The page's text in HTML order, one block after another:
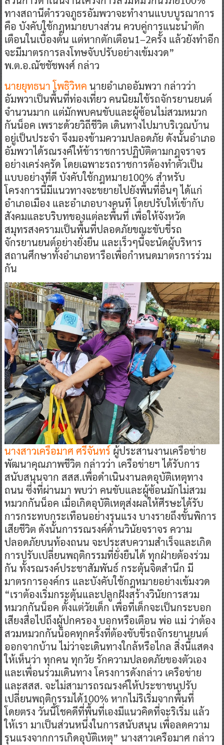
ทางสถานีตำรวจภูธรอัมพวาจะทำงานแบบบูรณาการ
คือ บังคับใช้กฎหมายบางส่วน ควบคู่การแนะนำตัก
เตือนในเบื้องต้น แต่หากตักเตือน1–2ครั้ง แล้วยังทำอีก
จะมีมาตรการลงโทษจับปรับอย่างเข้มงวด”
พ.ต.อ.ณัชชัชพงศ์ กล่าว
นายยุทธนา โพธิวิหค นายอำเภออัมพวา กล่าวว่า
อัมพวาเป็นพื้นที่ท่องเที่ยว คนนิยมใช้รถจักรยานยนต์
จำนวนมาก แต่มักพบคนขับและผู้ซ้อนไม่สวมหมวก
กันน็อค เพราะด้วยวิถีชีวิต เดินทางไปมาบริเวณบ้าน
อยู่เป็นประจำ จึงมองข้ามความปลอดภัย ดังนั้นอำเภอ
อัมพวาได้รณรงค์ให้ข้าราชการปฏิบัติตามกฎจราจร
อย่างเคร่งครัด โดยเฉพาะรถราชการต้องทำตัวเป็น
แบบอย่างที่ดี บังคับใช้กฎหมาย100% สำหรับ
โครงการนี้มีแนวทางจะขยายไปยังพื้นที่อื่นๆ ได้แก่
อำเภอเมือง และอำเภอบางคนที โดยปรับให้เข้ากับ
สังคมและบริบทของแต่ละพื้นที่ เพื่อให้จังหวัด
สมุทรสงครามเป็นพื้นที่ปลอดภัยขณะขับขี่รถ
จักรยานยนต์อย่างยั่งยืน และเร็วๆนี้จะนัดผู้บริหาร
สถานศึกษาทั้งอำเภอหารือเพื่อกำหนดมาตรการร่วม
กัน
นางสาวเครือมาศ ศรีจันทร์ ผู้ประสานงานเครือข่าย
พัฒนาคุณภาพชีวิต กล่าวว่า เครือข่ายฯ ได้รับการ
สนับสนุนจาก สสส.เพื่อดำเนินงานลดอุบัติเหตุทาง
ถนน ซึ่งที่ผ่านมา พบว่า คนขับและผู้ซ้อนมักไม่สวม
หมวกกันน็อค เมื่อเกิดอุบัติเหตุส่งผลให้ศีรษะได้รับ
การกระทบกระเทือนอย่างรุนแรง บางรายถึงขั้นพิการ
เสียชีวิต ดังนั้นการรณรงค์ด้านวินัยจราจร ความ
ปลอดภัยบนท้องถนน จะประสบความสำเร็จและเกิด
การปรับเปลี่ยนพฤติกรรมที่ยั่งยืนได้ ทุกฝ่ายต้องร่วม
กัน ทั้งรณรงค์ประชาสัมพันธ์ กระตุ้นจิตสำนึก มี
มาตรการองค์กร และบังคับใช้กฎหมายอย่างเข้มงวด
“เราต้องเริ่มกระตุ้นและปลูกฝังสร้างวินัยการสวม
หมวกกันน็อค ตั้งแต่วัยเด็ก เพื่อที่เด็กจะเป็นกระบอก
เสียงสื่อไปถึงผู้ปกครอง บอกหรือเตือน พ่อ แม่ ว่าต้อง
สวมหมวกกันน็อคทุกครั้งที่ต้องขับขี่รถจักรยานยนต์
ออกจากบ้าน ไม่ว่าจะเดินทางใกล้หรือไกล สิ่งนี้แสดง
ให้เห็นว่า ทุกคน ทุกวัย รักความปลอดภัยของตัวเอง
และเพื่อนร่วมเดินทาง โครงการดังกล่าว เครือข่าย
และสสส. จะไม่สามารถรณรงค์ให้ประชาชนปรับ
เปลี่ยนพฤติกรรมได้100% หากไม่ริเริ่มจากพื้นที่
โดยตรง วันนี้โชคดีที่พื้นที่เองมีแนวคิดที่จะริเริ่ม แล้ว
ให้เรา มาเป็นส่วนหนึ่งในการสนับสนุน เพื่อลดความ
รุนแรงจากการเกิดอุบัติเหตุ” นางสาวเครือมาศ กล่าว